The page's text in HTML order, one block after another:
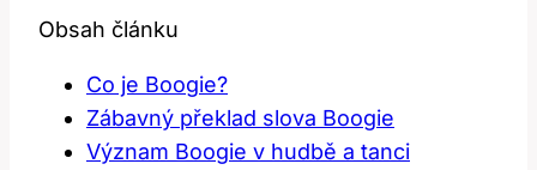
Obsah článku
Co je Boogie?
Zábavný překlad slova Boogie
Význam Boogie v hudbě a tanci